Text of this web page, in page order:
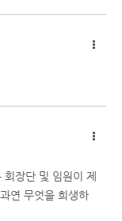
장단 및 임원이 제
연 무엇을 희생하